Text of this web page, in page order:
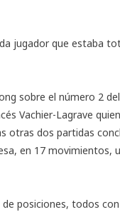
jugador que estaba
sobre el número 2
Vachier-Lagrave
otras dos partidas
en 17 movimientos,
posiciones, todos